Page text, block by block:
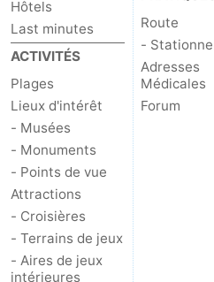
Hôtels
Last minutes
ACTIVITÉS
Plages
Lieux d'intérêt
- Musées
- Monuments
- Points de vue
Attractions
- Croisières
- Terrains de jeux
- Aires de jeux
intérieures
Route
-
Adresses
Médicales
Forum